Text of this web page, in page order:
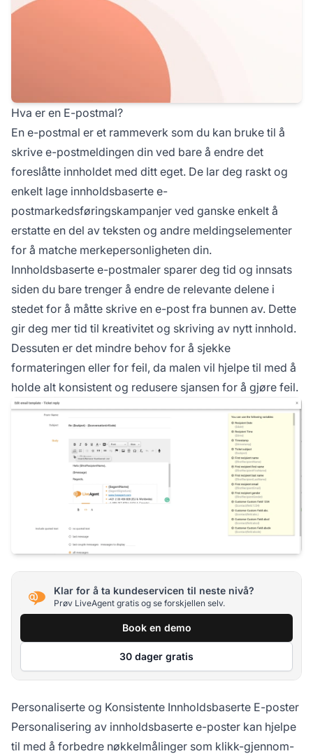
Hva er en E-postmal?
En e-postmal er et rammeverk som du kan bruke til å
skrive e-postmeldingen din ved bare å endre det
foreslåtte innholdet med ditt eget. De lar deg raskt og
enkelt lage innholdsbaserte e-
postmarkedsføringskampanjer ved ganske enkelt å
erstatte en del av teksten og andre meldingselementer
for å matche merkepersonligheten din.
Innholdsbaserte e-postmaler sparer deg tid og innsats
siden du bare trenger å endre de relevante delene i
stedet for å måtte skrive en e-post fra bunnen av. Dette
gir deg mer tid til kreativitet og skriving av nytt innhold.
Dessuten er det mindre behov for å sjekke
formateringen eller for feil, da malen vil hjelpe til med å
holde alt konsistent og redusere sjansen for å gjøre feil.
Klar for å ta kundeservicen til neste nivå?
Prøv LiveAgent gratis og se forskjellen selv.
Book en demo
30 dager gratis
Personaliserte og Konsistente Innholdsbaserte E-poster
Personalisering av innholdsbaserte e-poster kan hjelpe
til med å forbedre nøkkelmålinger som klikk-gjennom-